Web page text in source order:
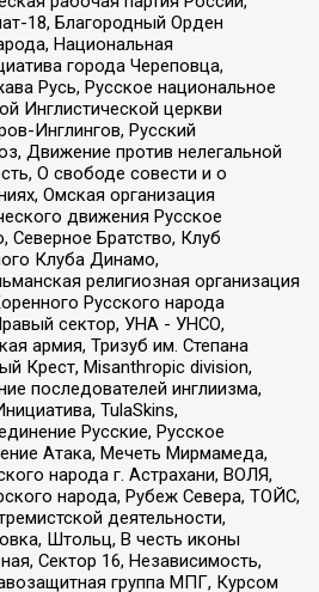
18, Благородный Орден
Национальная
города Череповца,
Русь, Русское национальное
Инглистической церкви
Инглингов, Русский
Движение против нелегальной
О свободе совести и о
Омская организация
движения Русское
Северное Братство, Клуб
Клуба Динамо,
религиозная организация
Русского народа
сектор, УНА - УНСО,
армия, Тризуб им. Степана
Крест, Misanthropic division,
последователей инглиизма,
TulaSkins,
Русские, Русское
Атака, Мечеть Мирмамеда,
народа г. Астрахани, ВОЛЯ,
народа, Рубеж Севера, ТОЙС,
деятельности,
Штольц, В честь иконы
Сектор 16, Независимость,
группа МПГ, Курсом